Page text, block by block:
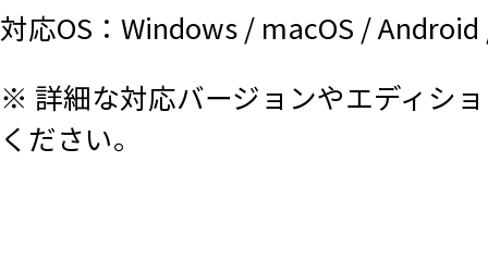
対応OS：Windows / macOS / Android
※ 詳細な対応バージョンやエディシ
ください。